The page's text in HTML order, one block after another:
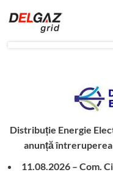
Distribuție Energie
anunță
11.08.2026 – Com.